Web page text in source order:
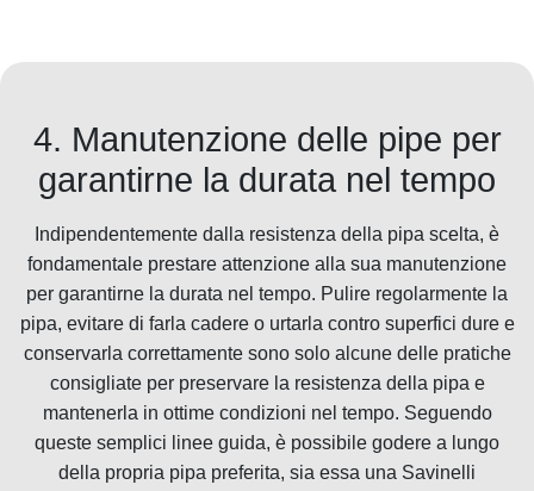
4. Manutenzione delle pipe per
garantirne la durata nel tempo
Indipendentemente dalla resistenza della pipa scelta, è
fondamentale prestare attenzione alla sua manutenzione
per garantirne la durata nel tempo. Pulire regolarmente la
pipa, evitare di farla cadere o urtarla contro superfici dure e
conservarla correttamente sono solo alcune delle pratiche
consigliate per preservare la resistenza della pipa e
mantenerla in ottime condizioni nel tempo. Seguendo
queste semplici linee guida, è possibile godere a lungo
della propria pipa preferita, sia essa una Savinelli